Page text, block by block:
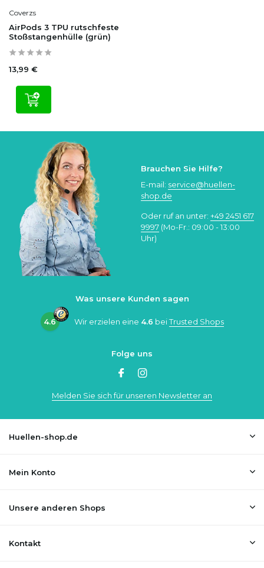
Coverzs
AirPods 3 TPU rutschfeste
Stoßstangenhülle (grün)
13,99 €
Brauchen Sie Hilfe?
E-mail: service@huellen-
shop.de
Oder ruf an unter: +49 2451 617
9997 (Mo-Fr.: 09:00 - 13:00
Uhr)
Was unsere Kunden sagen
4.6 Wir erzielen eine 4.6 beiTrusted Shops
Folge uns
Melden Sie sich für unseren Newsletter an
Huellen-shop.de
Mein Konto
Unsere anderen Shops
Kontakt